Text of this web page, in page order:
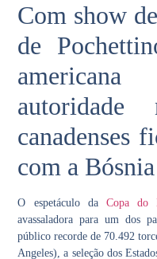
Com show
de
canadenses
com a Bósnia
O espetáculo da Copa do
avassaladora para um dos
público recorde de 70.492
Angeles), a seleção dos